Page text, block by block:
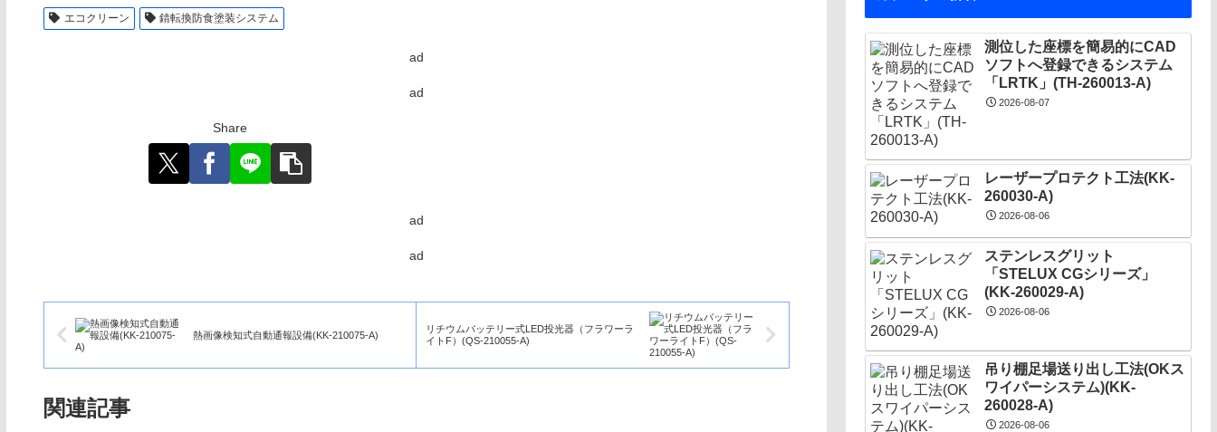
エコクリーン 錆転換防食塗装システム
ad
ad
Share
ad
ad
熱画像検知式自動通報設備(KK-210075-A)
リチウムバッテリー式LED投光器（フラワーラ
イトF）(QS-210055-A)
関連記事
測位した座標を簡易的にCAD
ソフトへ登録できるシステム
「LRTK」(TH-260013-A)
2026-08-07
レーザープロテクト⼯法(KK-
260030-A)
2026-08-06
ステンレスグリット
「STELUX CGシリーズ」
(KK-260029-A)
2026-08-06
吊り棚足場送り出し工法(OKス
ワイパーシステム)(KK-
260028-A)
2026-08-06